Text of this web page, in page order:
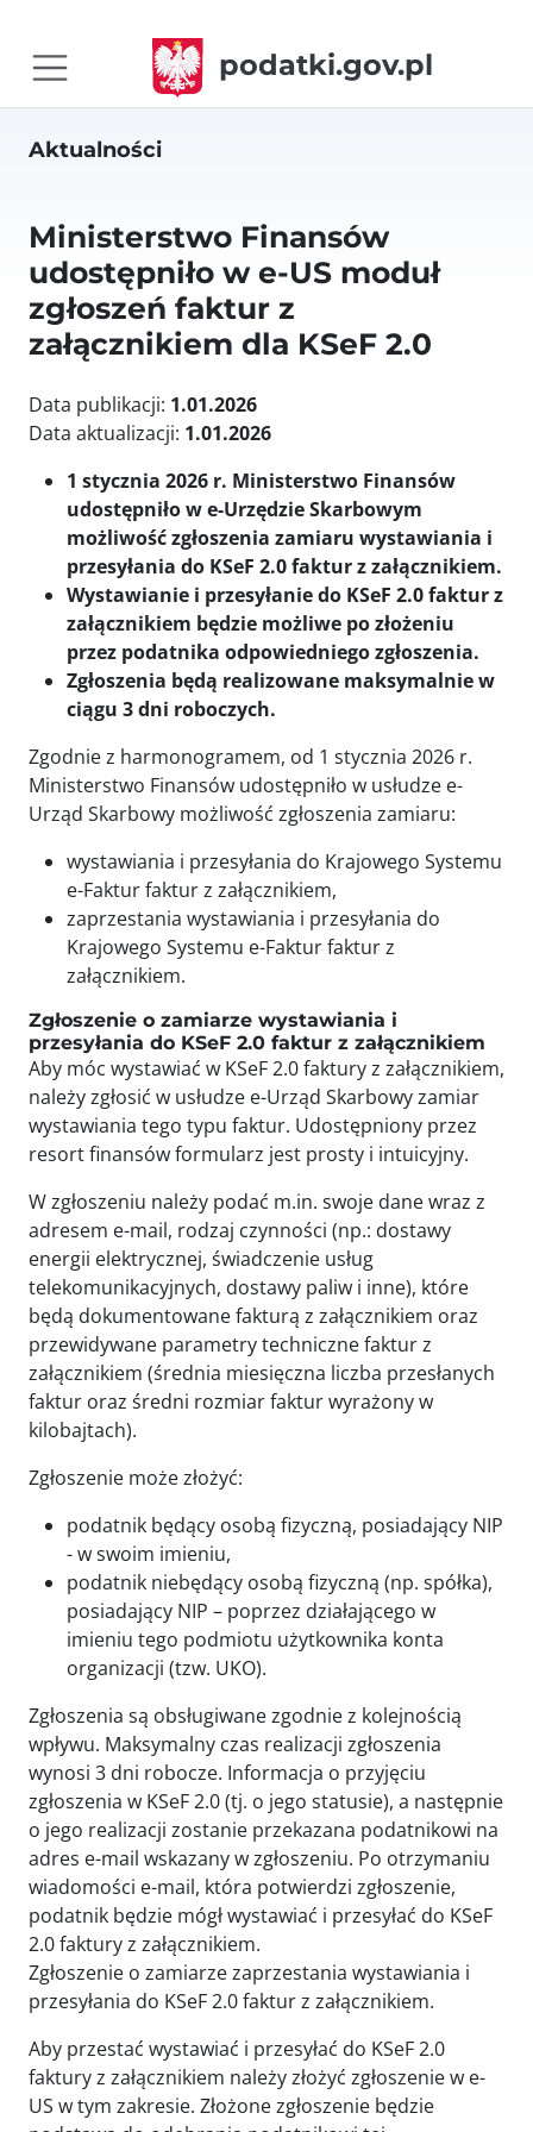
podatki.gov.pl
Aktualności
Ministerstwo Finansów
udostępniło w e-US moduł
zgłoszeń faktur z
załącznikiem dla KSeF 2.0
Data publikacji: 1.01.2026
Data aktualizacji: 1.01.2026
1 stycznia 2026 r. Ministerstwo Finansów
udostępniło w e-Urzędzie Skarbowym
możliwość zgłoszenia zamiaru wystawiania i
przesyłania do KSeF 2.0 faktur z załącznikiem.
Wystawianie i przesyłanie do KSeF 2.0 faktur z
załącznikiem będzie możliwe po złożeniu
przez podatnika odpowiedniego zgłoszenia.
Zgłoszenia będą realizowane maksymalnie w
ciągu 3 dni roboczych.
Zgodnie z harmonogramem, od 1 stycznia 2026 r.
Ministerstwo Finansów udostępniło w usłudze e-
Urząd Skarbowy możliwość zgłoszenia zamiaru:
wystawiania i przesyłania do Krajowego Systemu
e-Faktur faktur z załącznikiem,
zaprzestania wystawiania i przesyłania do
Krajowego Systemu e-Faktur faktur z
załącznikiem.
Zgłoszenie o zamiarze wystawiania i
przesyłania do KSeF 2.0 faktur z załącznikiem
Aby móc wystawiać w KSeF 2.0 faktury z załącznikiem,
należy zgłosić w usłudze e-Urząd Skarbowy zamiar
wystawiania tego typu faktur. Udostępniony przez
resort finansów formularz jest prosty i intuicyjny.
W zgłoszeniu należy podać m.in. swoje dane wraz z
adresem e-mail, rodzaj czynności (np.: dostawy
energii elektrycznej, świadczenie usług
telekomunikacyjnych, dostawy paliw i inne), które
będą dokumentowane fakturą z załącznikiem oraz
przewidywane parametry techniczne faktur z
załącznikiem (średnia miesięczna liczba przesłanych
faktur oraz średni rozmiar faktur wyrażony w
kilobajtach).
Zgłoszenie może złożyć:
podatnik będący osobą fizyczną, posiadający NIP
- w swoim imieniu,
podatnik niebędący osobą fizyczną (np. spółka),
posiadający NIP – poprzez działającego w
imieniu tego podmiotu użytkownika konta
organizacji (tzw. UKO).
Zgłoszenia są obsługiwane zgodnie z kolejnością
wpływu. Maksymalny czas realizacji zgłoszenia
wynosi 3 dni robocze. Informacja o przyjęciu
zgłoszenia w KSeF 2.0 (tj. o jego statusie), a następnie
o jego realizacji zostanie przekazana podatnikowi na
adres e-mail wskazany w zgłoszeniu. Po otrzymaniu
wiadomości e-mail, która potwierdzi zgłoszenie,
podatnik będzie mógł wystawiać i przesyłać do KSeF
2.0 faktury z załącznikiem.
Zgłoszenie o zamiarze zaprzestania wystawiania i
przesyłania do KSeF 2.0 faktur z załącznikiem.
Aby przestać wystawiać i przesyłać do KSeF 2.0
faktury z załącznikiem należy złożyć zgłoszenie w e-
US w tym zakresie. Złożone zgłoszenie będzie